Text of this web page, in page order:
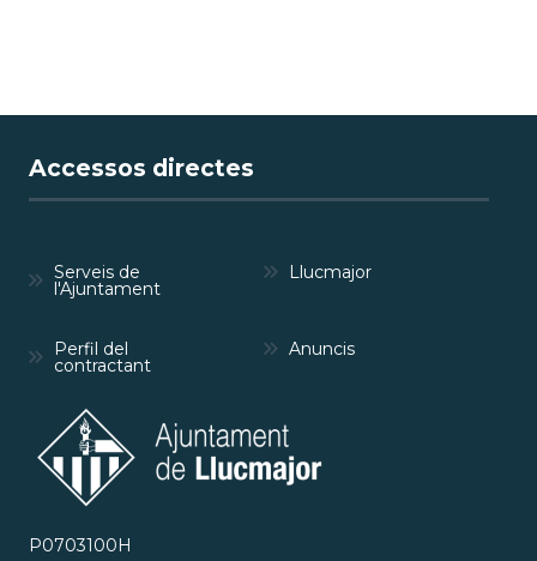
Accessos directes
Serveis de
l'Ajuntament
Llucmajor
Perfil del
contractant
Anuncis
P0703100H